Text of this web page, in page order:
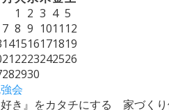
1 2 3 4 5
7 8 9 1011 12
141516171819
212223242526
282930
会
好き』をカタチにする 家づく